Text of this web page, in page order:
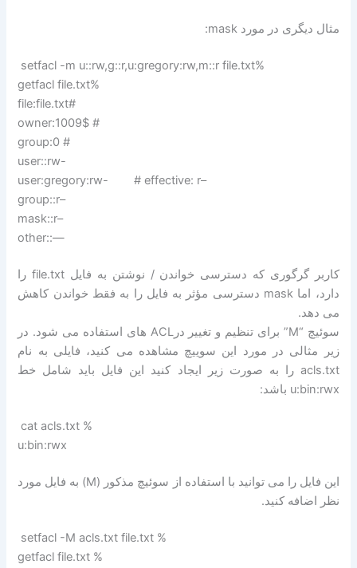
مثال دیگری در مورد mask:
setfacl -m u::rw,g::r,u:gregory:rw,m::r file.txt%
getfacl file.txt%
file:file.txt#
owner:1009$ #
group:0 #
user::rw-
user:gregory:rw- # effective: r–
group::r–
mask::r–
other::—
کاربر گرگوری که دسترسی خواندن / نوشتن به فایل file.txt را
دارد، اما mask دسترسی مؤثر به فایل را به فقط خواندن کاهش
می دهد.
سوئیچ “M” برای تنظیم و تغییر درACL های استفاده می شود. در
زیر مثالی در مورد این سوییچ مشاهده می کنید، فایلی به نام
acls.txt را به صورت زیر ایجاد کنید این فایل باید شامل خط
u:bin:rwx باشد:
cat acls.txt %
u:bin:rwx
این فایل را می توانید با استفاده از سوئیچ مذکور (M) به فایل مورد
نظر اضافه کنید.
setfacl -M acls.txt file.txt %
getfacl file.txt %